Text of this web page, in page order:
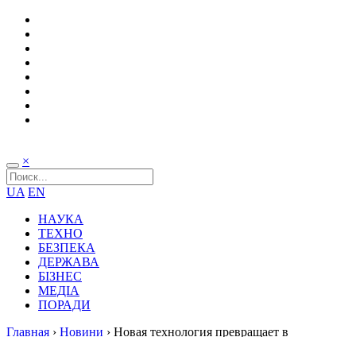
×
UA EN
НАУКА
ТЕХНО
БЕЗПЕКА
ДЕРЖАВА
БІЗНЕС
МЕДІА
ПОРАДИ
Главная › Новини › Новая технология превращает в